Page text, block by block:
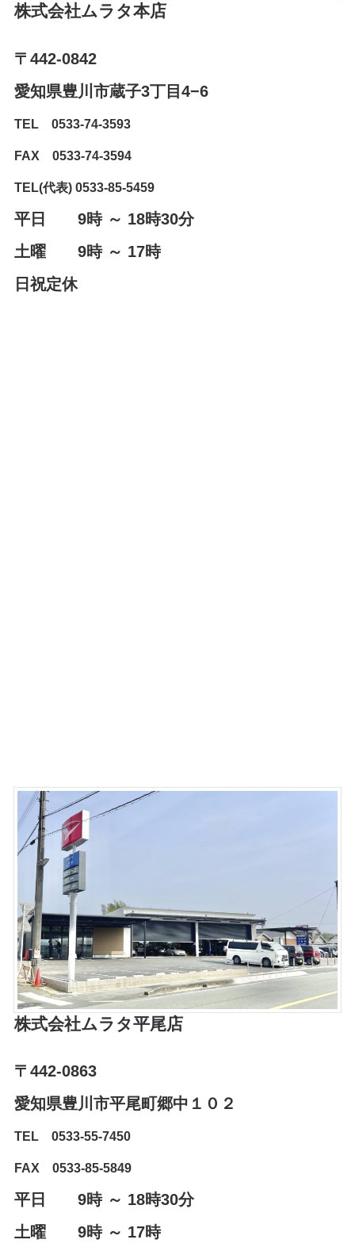
株式会社ムラタ本店
〒442-0842
愛知県豊川市蔵子3丁目4−6⁨⁩
TEL 0533-74-3593
FAX 0533-74-3594
TEL(代表) 0533-85-5459
平日 9時 ～ 18時30分
土曜 9時 ～ 17時
日祝定休
株式会社ムラタ平尾店
〒442-0863
愛知県豊川市平尾町郷中１０２⁨⁩
TEL 0533-55-7450
FAX 0533-85-5849
平日 9時 ～ 18時30分
土曜 9時 ～ 17時